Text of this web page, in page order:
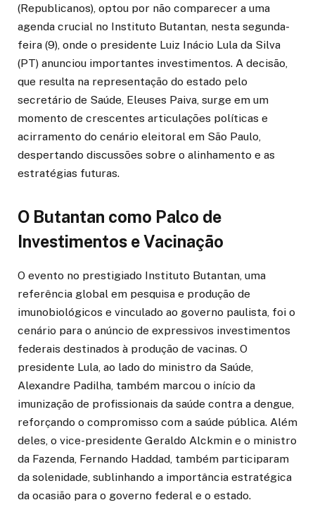
(Republicanos), optou por não comparecer a uma
agenda crucial no Instituto Butantan, nesta segunda-
feira (9), onde o presidente Luiz Inácio Lula da Silva
(PT) anunciou importantes investimentos. A decisão,
que resulta na representação do estado pelo
secretário de Saúde, Eleuses Paiva, surge em um
momento de crescentes articulações políticas e
acirramento do cenário eleitoral em São Paulo,
despertando discussões sobre o alinhamento e as
estratégias futuras.
O Butantan como Palco de
Investimentos e Vacinação
O evento no prestigiado Instituto Butantan, uma
referência global em pesquisa e produção de
imunobiológicos e vinculado ao governo paulista, foi o
cenário para o anúncio de expressivos investimentos
federais destinados à produção de vacinas. O
presidente Lula, ao lado do ministro da Saúde,
Alexandre Padilha, também marcou o início da
imunização de profissionais da saúde contra a dengue,
reforçando o compromisso com a saúde pública. Além
deles, o vice-presidente Geraldo Alckmin e o ministro
da Fazenda, Fernando Haddad, também participaram
da solenidade, sublinhando a importância estratégica
da ocasião para o governo federal e o estado.